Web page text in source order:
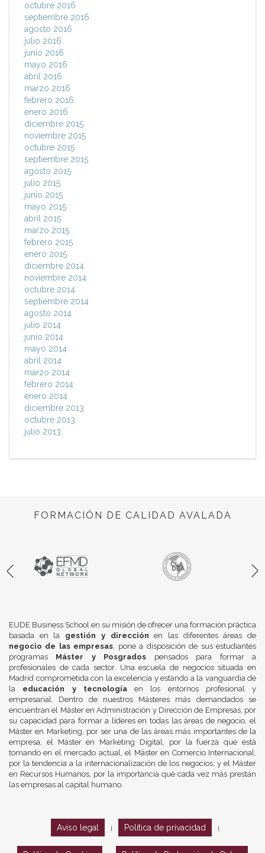
octubre 2016
septiembre 2016
agosto 2016
julio 2016
junio 2016
mayo 2016
abril 2016
marzo 2016
febrero 2016
enero 2016
diciembre 2015
noviembre 2015
octubre 2015
septiembre 2015
agosto 2015
julio 2015
junio 2015
mayo 2015
abril 2015
marzo 2015
febrero 2015
enero 2015
diciembre 2014
noviembre 2014
octubre 2014
septiembre 2014
agosto 2014
julio 2014
junio 2014
mayo 2014
abril 2014
marzo 2014
febrero 2014
enero 2014
diciembre 2013
octubre 2013
julio 2013
FORMACIÓN DE CALIDAD AVALADA
EUDE Business School en su misión de ofrecer una formación práctica
basada en la gestión y dirección en las diferentes áreas de
negocio de las empresas, pone a disposición de sus estudiantes
programas Máster y Posgrados pensados para formar a
profesionales de cada sector. Una escuela de negocios situada en
Madrid comprometida con la excelencia y estando a la vanguardia de
la educación y tecnologíaen los entornos profesional y
empresarial. Dentro de nuestros Másteres más demandados se
encuentran el Máster en Administración y Dirección de Empresas, por
su capacidad para formar a líderes en todas las áreas de negocio, el
Máster en Marketing, por ser una de las áreas más importantes de la
empresa, el Máster en Marketing Digital, por la fuerza que está
tomando en el mercado actual, el Máster en Comercio Internacional,
por la tendencia a la internacionalización de los negocios, y el Máster
en Recursos Humanos, por la importancia que cada vez más prestan
las empresas al capital humano.
Aviso legal Política de privacidad